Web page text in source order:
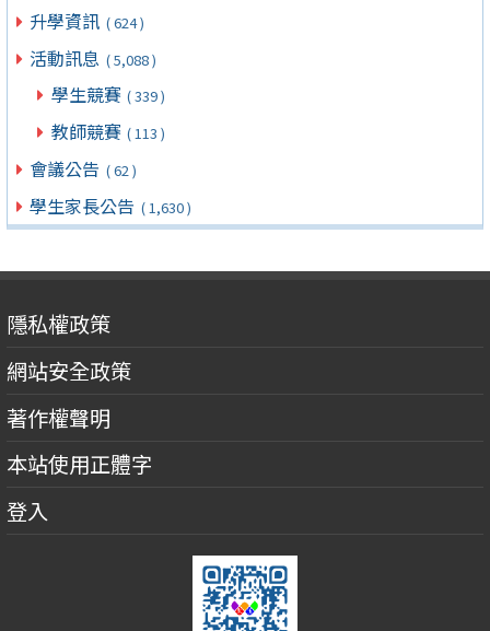
升學資訊 ( 624 )
活動訊息 ( 5,088 )
學生競賽 ( 339 )
教師競賽 ( 113 )
會議公告 ( 62 )
學生家長公告 ( 1,630 )
隱私權政策
網站安全政策
著作權聲明
本站使用正體字
登入